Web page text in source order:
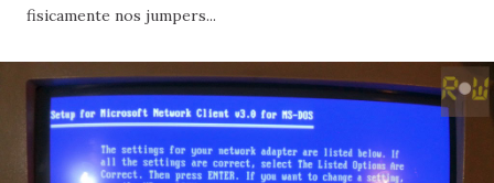
fisicamente nos jumpers...